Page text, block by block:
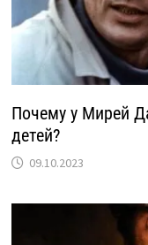
Почему у Мирей
детей?
09.10.2023